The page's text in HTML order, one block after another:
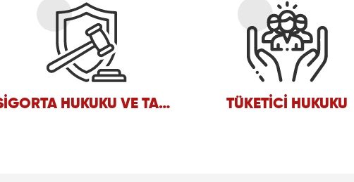
SIGORTA HUKUKU VE TAHKIM TÜKETICI HUKUKU